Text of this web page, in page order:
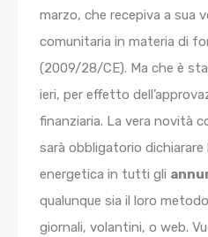
marzo, che recepiva a sua
comunitaria in materia di
(2009/28/CE). Ma che è
ieri, per effetto
finanziaria. La vera novità
sarà obbligatorio dichiarare
energetica in tutti gli
qualunque sia il loro
giornali, volantini, o web.